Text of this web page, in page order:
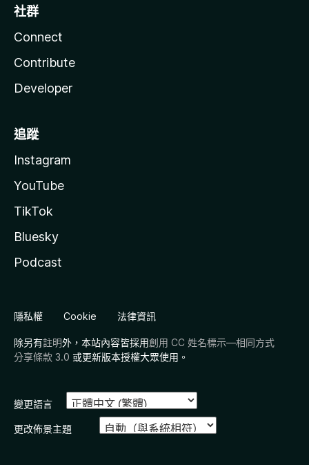
社群
Connect
Contribute
Developer
追蹤
Instagram
YouTube
TikTok
Bluesky
Podcast
隱私權 Cookie 法律資訊
除另有註明外，本站內容皆採用創用 CC 姓名標示—相同方式
分享條款 3.0 或更新版本授權大眾使用。
變更語言
更改佈景主題